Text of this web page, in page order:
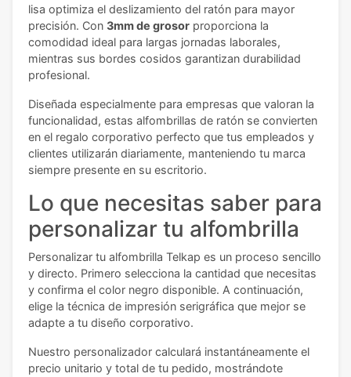
lisa optimiza el deslizamiento del ratón para mayor
precisión. Con 3mm de grosor proporciona la
comodidad ideal para largas jornadas laborales,
mientras sus bordes cosidos garantizan durabilidad
profesional.
Diseñada especialmente para empresas que valoran la
funcionalidad, estas alfombrillas de ratón se convierten
en el regalo corporativo perfecto que tus empleados y
clientes utilizarán diariamente, manteniendo tu marca
siempre presente en su escritorio.
Lo que necesitas saber para
personalizar tu alfombrilla
Personalizar tu alfombrilla Telkap es un proceso sencillo
y directo. Primero selecciona la cantidad que necesitas
y confirma el color negro disponible. A continuación,
elige la técnica de impresión serigráfica que mejor se
adapte a tu diseño corporativo.
Nuestro personalizador calculará instantáneamente el
precio unitario y total de tu pedido, mostrándote